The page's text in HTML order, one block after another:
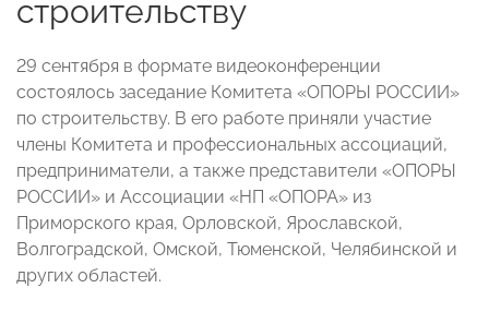
строительству
29 сентября в формате видеоконференции
состоялось заседание Комитета «ОПОРЫ РОССИИ»
по строительству. В его работе приняли участие
члены Комитета и профессиональных ассоциаций,
предприниматели, а также представители «ОПОРЫ
РОССИИ» и Ассоциации «НП «ОПОРА» из
Приморского края, Орловской, Ярославской,
Волгоградской, Омской, Тюменской, Челябинской и
других областей.